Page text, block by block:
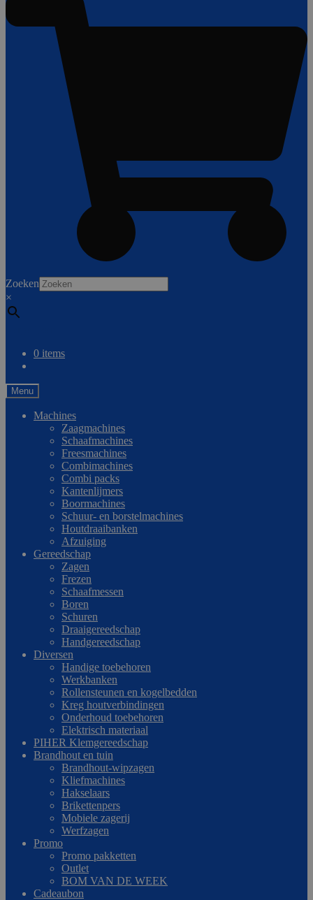
Zoeken
×
0 items
Menu
Machines
Zaagmachines
Schaafmachines
Freesmachines
Combimachines
Combi packs
Kantenlijmers
Boormachines
Schuur- en borstelmachines
Houtdraaibanken
Afzuiging
Gereedschap
Zagen
Frezen
Schaafmessen
Boren
Schuren
Draaigereedschap
Handgereedschap
Diversen
Handige toebehoren
Werkbanken
Rollensteunen en kogelbedden
Kreg houtverbindingen
Onderhoud toebehoren
Elektrisch materiaal
PIHER Klemgereedschap
Brandhout en tuin
Brandhout-wipzagen
Kliefmachines
Hakselaars
Brikettenpers
Mobiele zagerij
Werfzagen
Promo
Promo pakketten
Outlet
BOM VAN DE WEEK
Cadeaubon